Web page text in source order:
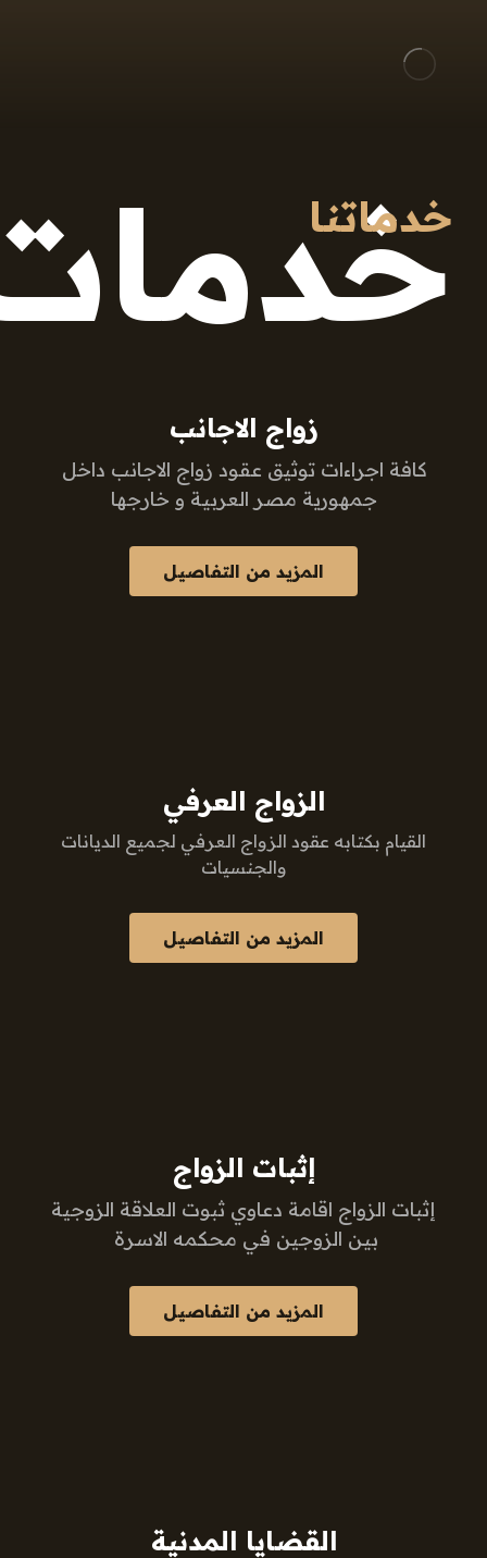
خدماتنا
زواج الاجانب
كافة اجراءات توثيق عقود زواج الاجانب داخل
جمهورية مصر العربية و خارجها
المزيد من التفاصيل
الزواج العرفي
القيام بكتابه عقود الزواج العرفي لجميع الديانات
والجنسيات
المزيد من التفاصيل
إثبات الزواج
إثبات الزواج اقامة دعاوي ثبوت العلاقة الزوجية
بين الزوجين في محكمه الاسرة
المزيد من التفاصيل
القضايا المدنية